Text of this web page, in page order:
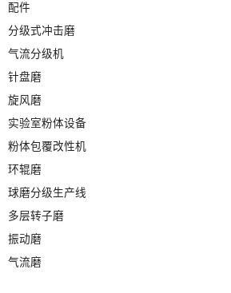
配件
分级式冲击磨
气流分级机
针盘磨
旋风磨
实验室粉体设备
粉体包覆改性机
环辊磨
球磨分级生产线
多层转子磨
振动磨
气流磨